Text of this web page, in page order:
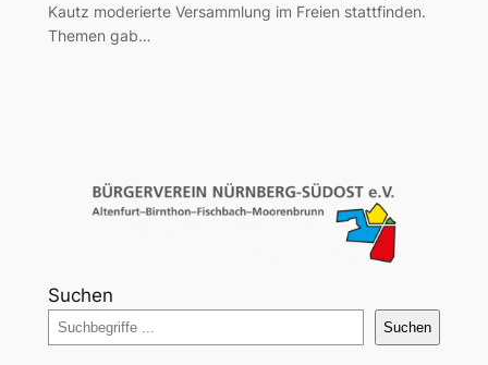
Kautz moderierte Versammlung im Freien stattfinden.
Themen gab…
Suchen
Suchen